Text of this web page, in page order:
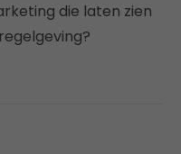
die laten zien